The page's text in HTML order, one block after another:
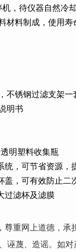
，待仪器自然冷
材料制成，使用
不锈钢过滤支架一
明书
透明塑料收集瓶
统，可节省资源，
盖，可有效防止二
过滤杯及滤膜
重网上道德，承
诬蔑、造谣。如对